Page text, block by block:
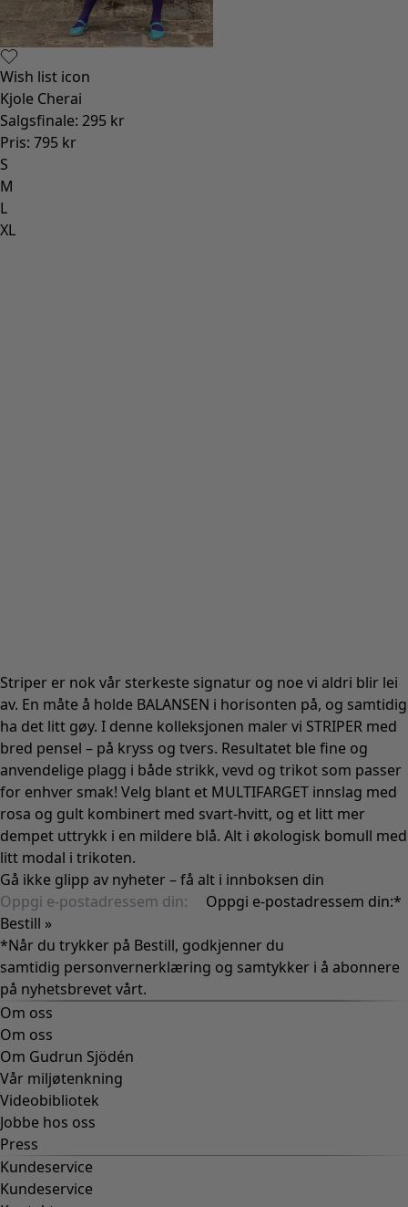
Wish list icon
Kjole Cherai
Salgsfinale: 295 kr
Pris: 795 kr
S
M
L
XL
Striper er nok vår sterkeste signatur og noe vi aldri blir lei
av. En måte å holde BALANSEN i horisonten på, og samtidig
ha det litt gøy. I denne kolleksjonen maler vi STRIPER med
bred pensel – på kryss og tvers. Resultatet ble fine og
anvendelige plagg i både strikk, vevd og trikot som passer
for enhver smak! Velg blant et MULTIFARGET innslag med
rosa og gult kombinert med svart-hvitt, og et litt mer
dempet uttrykk i en mildere blå. Alt i økologisk bomull med
litt modal i trikoten.
Gå ikke glipp av nyheter – få alt i innboksen din
Oppgi e-postadressem din:*
Bestill »
*Når du trykker på Bestill, godkjenner du
samtidig personvernerklæring og samtykker i å abonnere
på nyhetsbrevet vårt.
Om oss
Om oss
Om Gudrun Sjödén
Vår miljøtenkning
Videobibliotek
Jobbe hos oss
Press
Kundeservice
Kundeservice